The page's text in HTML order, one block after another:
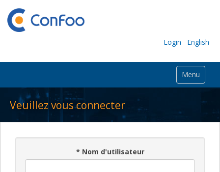
Login English
Menu
Veuillez vous connecter
* Nom d'utilisateur